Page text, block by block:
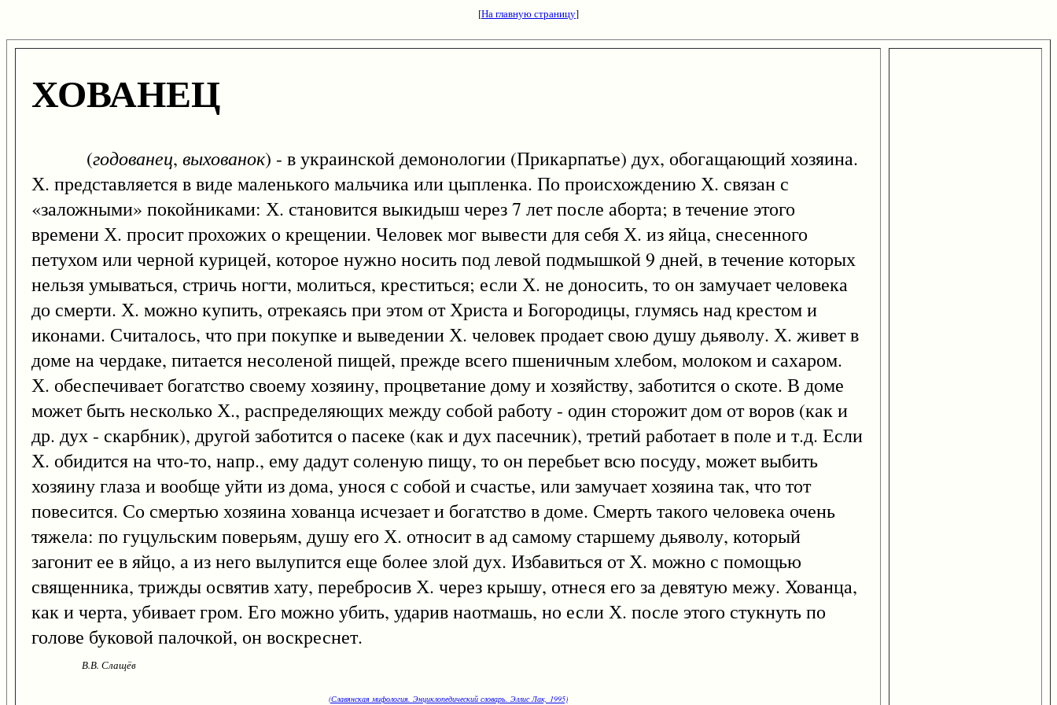
[На главную страницу]
ХОВАНЕЦ
(годованец, выхованок) - в украинской демонологии (Прикарпатье) дух, обогащающий хозяина.
Х. представляется в виде маленького мальчика или цыпленка. По происхождению Х. связан с
«заложными» покойниками: Х. становится выкидыш через 7 лет после аборта; в течение этого
времени Х. просит прохожих о крещении. Человек мог вывести для себя Х. из яйца, снесенного
петухом или черной курицей, которое нужно носить под левой подмышкой 9 дней, в течение которых
нельзя умываться, стричь ногти, молиться, креститься; если Х. не доносить, то он замучает человека
до смерти. Х. можно купить, отрекаясь при этом от Христа и Богородицы, глумясь над крестом и
иконами. Считалось, что при покупке и выведении Х. человек продает свою душу дьяволу. Х. живет в
доме на чердаке, питается несоленой пищей, прежде всего пшеничным хлебом, молоком и сахаром.
Х. обеспечивает богатство своему хозяину, процветание дому и хозяйству, заботится о скоте. В доме
может быть несколько Х., распределяющих между собой работу - один сторожит дом от воров (как и
др. дух - скарбник), другой заботится о пасеке (как и дух пасечник), третий работает в поле и т.д. Если
Х. обидится на что-то, напр., ему дадут соленую пищу, то он перебьет всю посуду, может выбить
хозяину глаза и вообще уйти из дома, унося с собой и счастье, или замучает хозяина так, что тот
повесится. Со смертью хозяина хованца исчезает и богатство в доме. Смерть такого человека очень
тяжела: по гуцульским поверьям, душу его Х. относит в ад самому старшему дьяволу, который
загонит ее в яйцо, а из него вылупится еще более злой дух. Избавиться от Х. можно с помощью
священника, трижды освятив хату, перебросив Х. через крышу, отнеся его за девятую межу. Хованца,
как и черта, убивает гром. Его можно убить, ударив наотмашь, но если Х. после этого стукнуть по
голове буковой палочкой, он воскреснет.
В.В. Слащёв
(Славянская мифология. Энциклопедический словарь. Эллис Лак, 1995)